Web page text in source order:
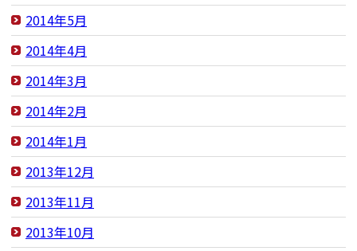
2014年5月
2014年4月
2014年3月
2014年2月
2014年1月
2013年12月
2013年11月
2013年10月